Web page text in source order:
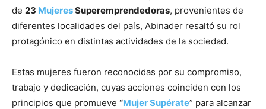
de 23 MujeresSuperemprendedoras, provenientes de
diferentes localidades del país, Abinader resaltó su rol
protagónico en distintas actividades de la sociedad.
Estas mujeres fueron reconocidas por su compromiso,
trabajo y dedicación, cuyas acciones coinciden con los
principios que promueve “Mujer Supérate” para alcanzar